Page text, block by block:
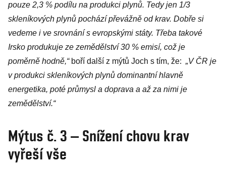
pouze 2,3 % podílu na produkci plynů. Tedy jen 1/3
skleníkových plynů pochází převážně od krav. Dobře si
vedeme i ve srovnání s evropskými státy. Třeba takové
Irsko produkuje ze zemědělství 30 % emisí, což je
poměrně hodně,“boří další z mýtů Joch s tím, že: „V ČR je
v produkci skleníkových plynů dominantní hlavně
energetika, poté průmysl a doprava a až za nimi je
zemědělství.“
Mýtus č. 3 – Snížení chovu krav
vyřeší vše